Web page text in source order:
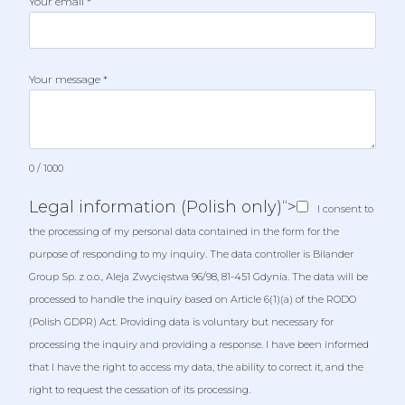
Your message *
0 / 1000
Legal information (Polish only)“>
I consent to
the processing of my personal data contained in the form for the
purpose of responding to my inquiry. The data controller is Bilander
Group Sp. z o.o., Aleja Zwycięstwa 96/98, 81-451 Gdynia. The data will be
processed to handle the inquiry based on Article 6(1)(a) of the RODO
(Polish GDPR) Act. Providing data is voluntary but necessary for
processing the inquiry and providing a response. I have been informed
that I have the right to access my data, the ability to correct it, and the
right to request the cessation of its processing.